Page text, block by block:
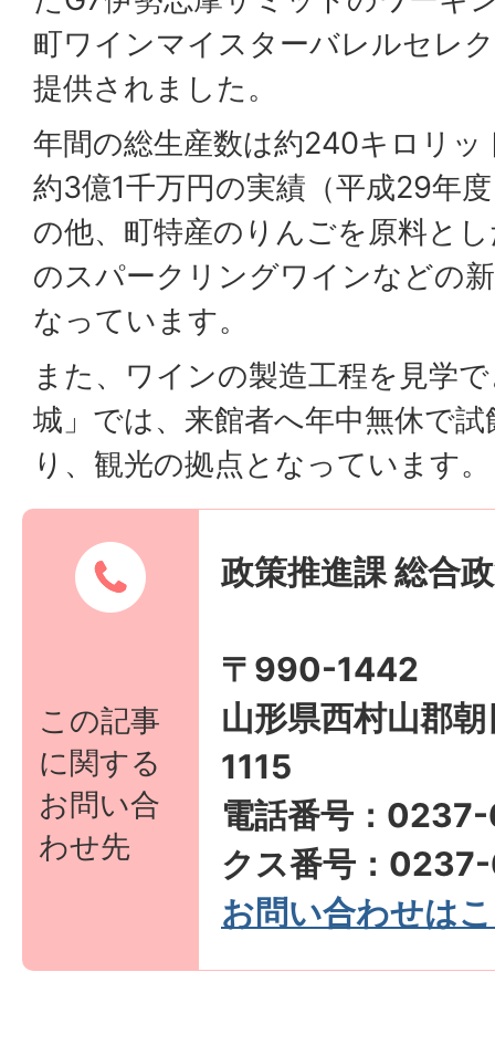
町ワインマイスターバレルセレ
提供されました。
年間の総生産数は約240キロリッ
約3億1千万円の実績（平成29年
の他、町特産のりんごを原料と
のスパークリングワインなどの
なっています。
また、ワインの製造工程を見学
城」では、来館者へ年中無休で
り、観光の拠点となっています。
この記事
に関する
お問い合
わせ先
政策推進課 総合
〒990-1442
山形県西村山郡
1115
電話番号：
クス番号：
お問い合わせは